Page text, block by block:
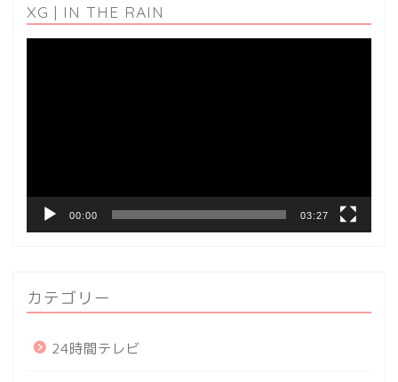
XG | IN THE RAIN
00:00 03:27
カテゴリー
24時間テレビ